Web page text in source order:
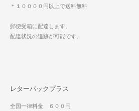
＊１００００円以上で送料無料
郵便受箱に配達します。
配達状況の追跡が可能です。
レターパックプラス
全国一律料金 ６００円